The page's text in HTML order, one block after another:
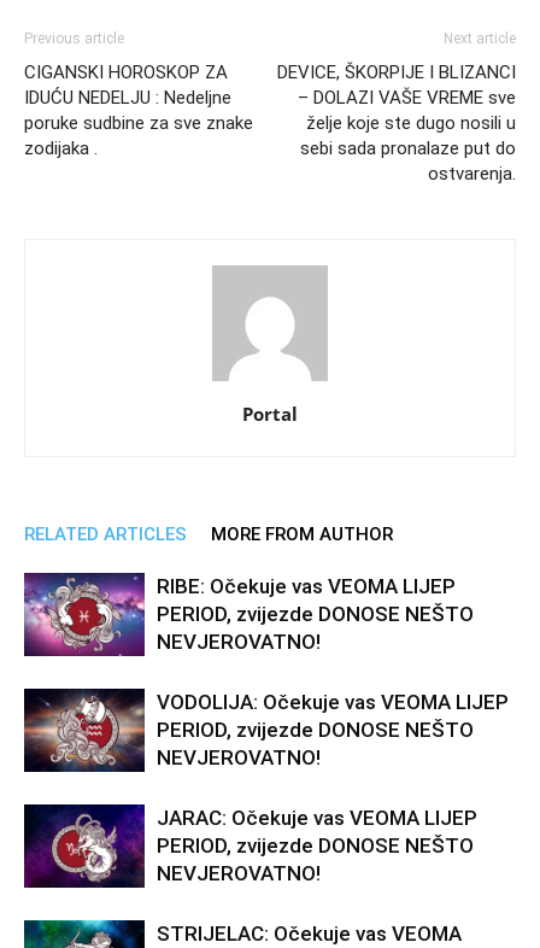
Previous article
CIGANSKI HOROSKOP ZA
IDUĆU NEDELJU : Nedeljne
poruke sudbine za sve znake
zodijaka .
Next article
DEVICE, ŠKORPIJE I BLIZANCI
– DOLAZI VAŠE VREME sve
želje koje ste dugo nosili u
sebi sada pronalaze put do
ostvarenja.
Portal
RELATED ARTICLES MORE FROM AUTHOR
RIBE: Očekuje vas VEOMA LIJEP
PERIOD, zvijezde DONOSE NEŠTO
NEVJEROVATNO!
VODOLIJA: Očekuje vas VEOMA LIJEP
PERIOD, zvijezde DONOSE NEŠTO
NEVJEROVATNO!
JARAC: Očekuje vas VEOMA LIJEP
PERIOD, zvijezde DONOSE NEŠTO
NEVJEROVATNO!
STRIJELAC: Očekuje vas VEOMA